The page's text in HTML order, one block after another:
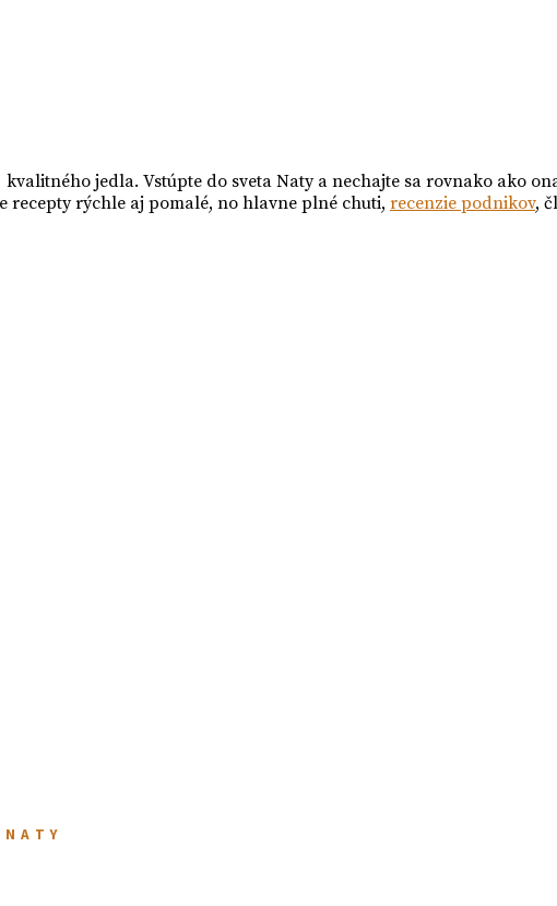
jedla. Vstúpte do sveta Naty a nechajte sa rovnako ako
recepty rýchle aj pomalé, no hlavne plné chuti, recenzie podnikov,